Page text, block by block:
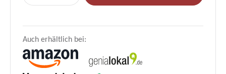
Auch erhältlich bei: